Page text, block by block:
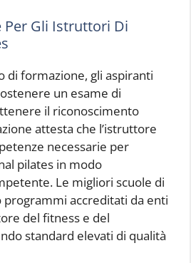
Per Gli Istruttori Di
di formazione, gli aspiranti
un esame di
il riconoscimento
attesta che l’istruttore
necessarie per
pilates in modo
Le migliori scuole di
accreditati da enti
del fitness e del
standard elevati di qualità